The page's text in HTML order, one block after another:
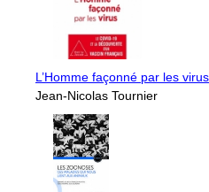
L’Homme façonné par les virus
Jean-Nicolas Tournier